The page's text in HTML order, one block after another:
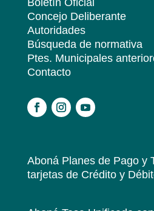
Boletín Oficial
Concejo Deliberante
Autoridades
Búsqueda de normativa
Ptes. Municipales
Contacto
Aboná Planes de Pago y
tarjetas de Crédito y